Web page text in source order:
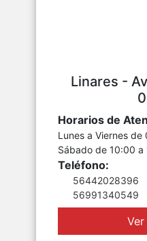
Linares -
Horarios de
Lunes a Viernes
Sábado de 10:00 a
Teléfono:
56442028396
56991340549